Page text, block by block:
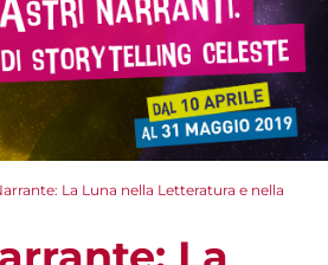
La Luna nella Letteratura e nella